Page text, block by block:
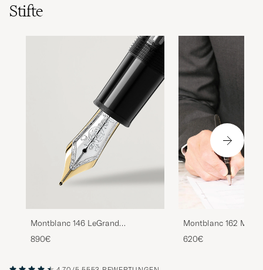
Stifte
Montblanc 146 LeGrand
Meisterstück M Fountain Pen
Platinum Line
890€
Montblanc 162
Rollerball LeGrand
Gold
620€